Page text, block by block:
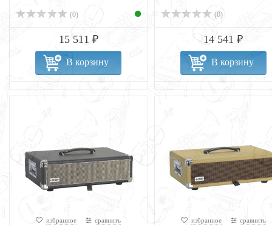
(0)
15 511 ₽
В корзину
(0)
14 541 ₽
В корзину
избранное сравнить избранное сравнить